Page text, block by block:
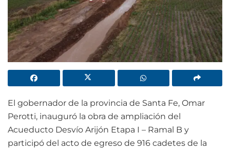
El gobernador de la provincia de Santa Fe, Omar
Perotti, inauguró la obra de ampliación del
Acueducto Desvío Arijón Etapa I – Ramal B y
participó del acto de egreso de 916 cadetes de la